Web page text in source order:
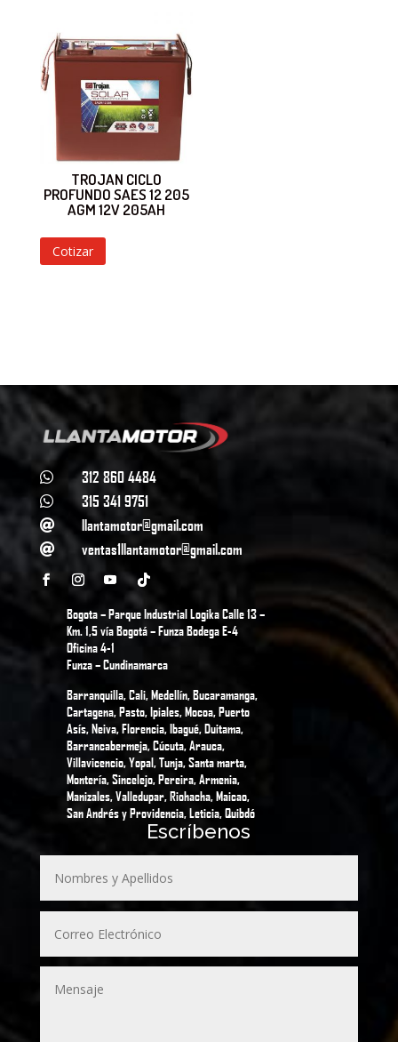
TROJAN CICLO
PROFUNDO SAES 12 205
AGM 12V 205AH
Cotizar
 312 860 4484
 315 341 9751
 llantamotor@gmail.com
 ventas1llantamotor@gmail.com
Bogota – Parque Industrial Logika Calle 13 –
Km. 1,5 vía Bogotá – Funza Bodega E-4
Oficina 4-1
Funza – Cundinamarca
Barranquilla, Cali, Medellín, Bucaramanga,
Cartagena, Pasto, Ipiales, Mocoa, Puerto
Asís, Neiva, Florencia, Ibagué, Duitama,
Barrancabermeja, Cúcuta, Arauca,
Villavicencio, Yopal, Tunja, Santa marta,
Montería, Sincelejo, Pereira, Armenia,
Manizales, Valledupar, Riohacha, Maicao,
San Andrés y Providencia, Leticia, Quibdó
Escríbenos